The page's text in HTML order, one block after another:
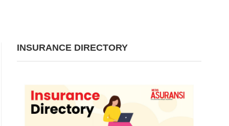
INSURANCE DIRECTORY